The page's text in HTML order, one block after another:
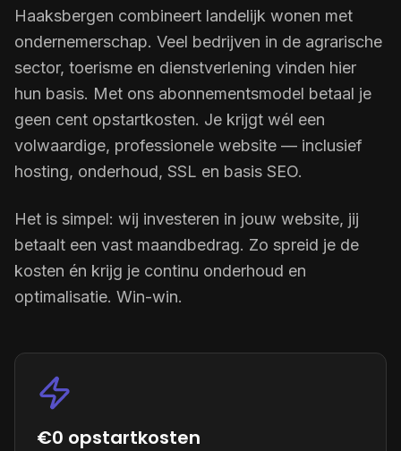
Haaksbergen combineert landelijk wonen met
ondernemerschap. Veel bedrijven in de agrarische
sector, toerisme en dienstverlening vinden hier
hun basis. Met ons abonnementsmodel betaal je
geen cent opstartkosten. Je krijgt wél een
volwaardige, professionele website — inclusief
hosting, onderhoud, SSL en basis SEO.
Het is simpel: wij investeren in jouw website, jij
betaalt een vast maandbedrag. Zo spreid je de
kosten én krijg je continu onderhoud en
optimalisatie. Win-win.
€0 opstartkosten